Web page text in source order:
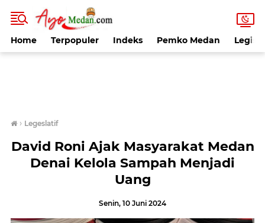
Home Terpopuler Indeks Pemko Medan
› Legeslatif
David Roni Ajak Masyarakat Medan
Denai Kelola Sampah Menjadi
Uang
Senin, 10 Juni 2024